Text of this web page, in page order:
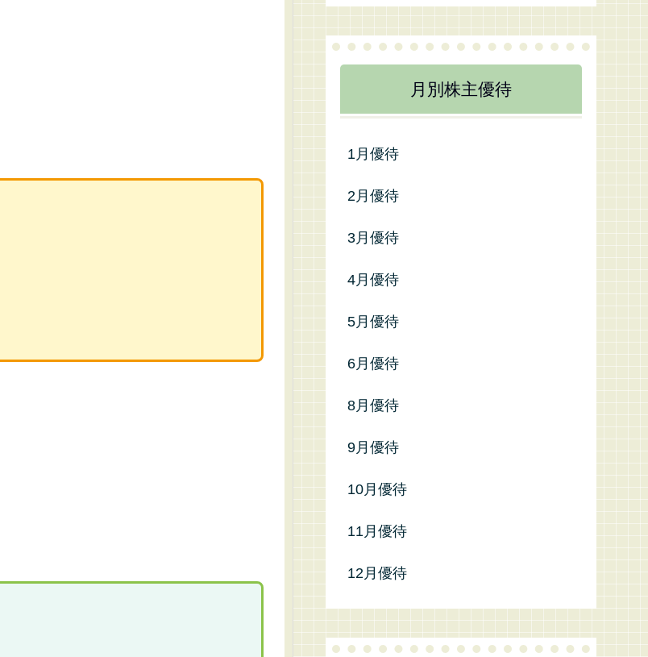
月別株主優待
1月優待
2月優待
3月優待
4月優待
5月優待
6月優待
8月優待
9月優待
10月優待
11月優待
12月優待